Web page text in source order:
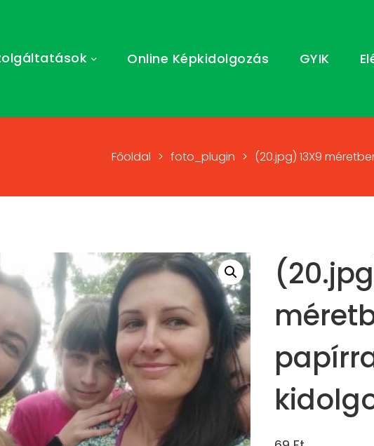
Online Képkidolgozás GYIK
Főoldal > foto_plugin > (20.jpg) 13X9